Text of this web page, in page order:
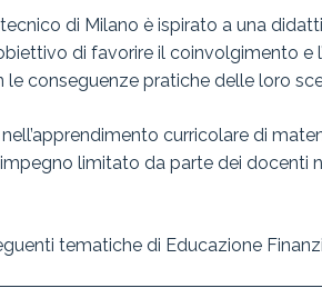
di Milano è ispirato a una
di favorire il coinvolgimento e
conseguenze pratiche delle loro
curricolare di
limitato da parte dei docenti
tematiche di Educazione